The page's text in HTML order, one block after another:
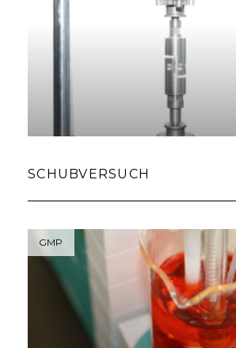
SCHUBVERSUCH
GMP